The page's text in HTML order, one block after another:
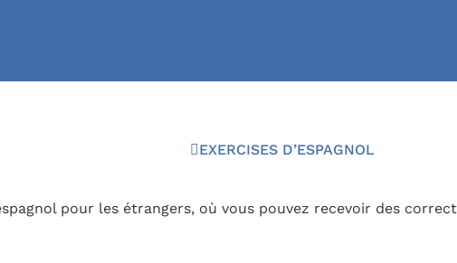
EXERCISES D’ESPAGNOL
pour les étrangers, où vous pouvez recevoir des